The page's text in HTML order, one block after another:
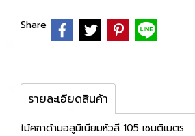
Share
รายละเอียดสินค้า
ไม้คฑาด้ามอลูมิเนียมหัวสี 105 เซนติเมตร